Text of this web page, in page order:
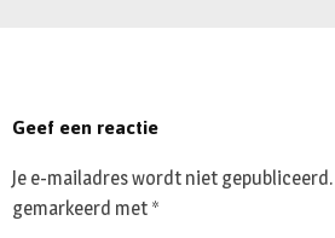
Geef een reactie
Je e-mailadres wordt niet gepubliceerd.
gemarkeerd met *